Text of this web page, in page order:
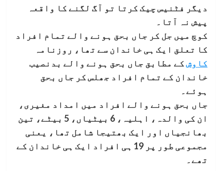
دیگر فٹنیس چیک کرتا تو آگ لگنے کا واقعہ
پیش نہ آتا۔
کوچ میں جل کر جاں بحق ہونے والے تمام افراد
کا تعلق ایک ہی خاندان سے تھا، روزنامہ
کاوشکے مطابق جاں بحق ہونے والے بدنصیب
خاندان کے تمام افراد جھلس کر جاں بحق
ہوئے۔
جاں بحق ہونے والے افراد میں امداد مغیری،
ان کی والدہ، اہلیہ، 6 بیٹیاں، 5 بیٹے، تین
بھانجیاں اور ایک بھتیجا شامل تھا، یعنی
مجموعی طور پر 19 ہی افراد ایک ہی خاندان کے
تھے۔